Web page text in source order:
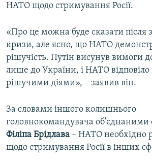
НАТО щодо стримування Росії.
«Про це можна буде сказати після
кризи, але ясно, що НАТО
рішучість. Путін висунув вимоги
лише до України, і НАТО
рішучими діями», – заявив він.
За словами іншого колишнього
головнокомандувача об'єднаними
Філіпа Брідлава – НАТО необхідно
щодо стримування Росії в інших